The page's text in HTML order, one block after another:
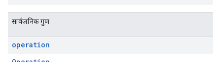
सार्वजनिक गुण
operation